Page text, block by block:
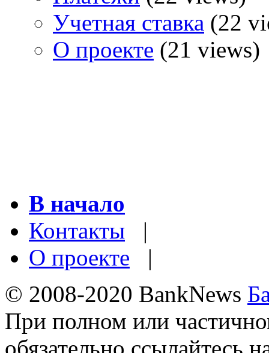
Учетная ставка (22
О проекте (21 views)
В начало
Контакты |
О проекте |
© 2008-2020 BankNews
При полном или
обязательно ссылайтесь